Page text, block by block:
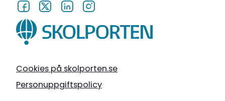
Cookies på skolporten.se
Personuppgiftspolicy